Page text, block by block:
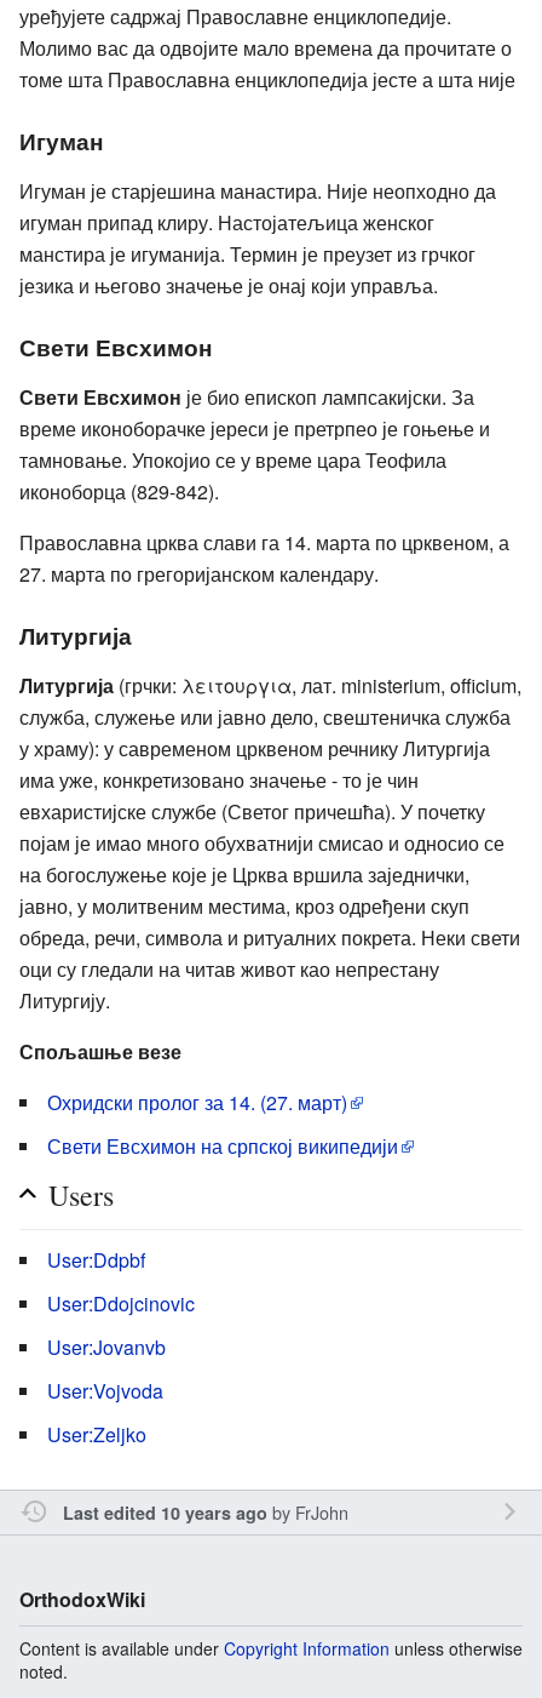
уређујете садржај Православне енциклопедије.
Молимо вас да одвојите мало времена да прочитате о
томе шта Православна енциклопедија јесте а шта није
Игуман
Игуман је старјешина манастира. Није неопходно да
игуман припад клиру. Настојатељица женског
манстира је игуманија. Термин је преузет из грчког
језика и његово значење је онај који управља.
Свети Евсхимон
Свети Евсхимон је био епископ лампсакијски. За
време иконоборачке јереси је претрпео је гоњење и
тамновање. Упокојио се у време цара Теофила
иконоборца (829-842).
Православна црква слави га 14. марта по црквеном, а
27. марта по грегоријанском календару.
Литургија
Литургија (грчки: λειτουργια, лат. ministerium, officium,
служба, служење или јавно дело, свештеничка служба
у храму): у савременом црквеном речнику Литургија
има уже, конкретизовано значење - то је чин
евхаристијске службе (Светог причешћа). У почетку
појам је имао много обухватнији смисао и односио се
на богослужење које је Црква вршила заједнички,
јавно, у молитвеним местима, кроз одређени скуп
обреда, речи, символа и ритуалних покрета. Неки свети
оци су гледали на читав живот као непрестану
Литургију.
Спољашње везе
Охридски пролог за 14. (27. март)
Свети Евсхимон на српској википедији
Users
User:Ddpbf
User:Ddojcinovic
User:Jovanvb
User:Vojvoda
User:Zeljko
Last edited 10 years ago by FrJohn
OrthodoxWiki
Content is available under Copyright Information unless otherwise
noted.